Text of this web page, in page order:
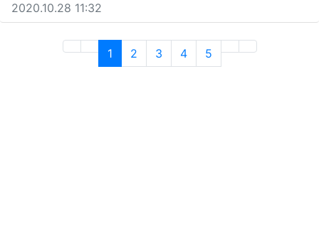
2020.10.28 11:32
1(current)
2 3 4 5